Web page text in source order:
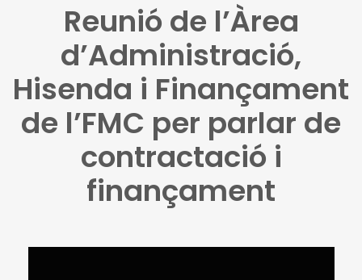
Reunió de l’Àrea
d’Administració,
Hisenda i Finançament
de l’FMC per parlar de
contractació i
finançament